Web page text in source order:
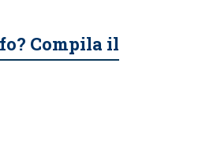
Compila il